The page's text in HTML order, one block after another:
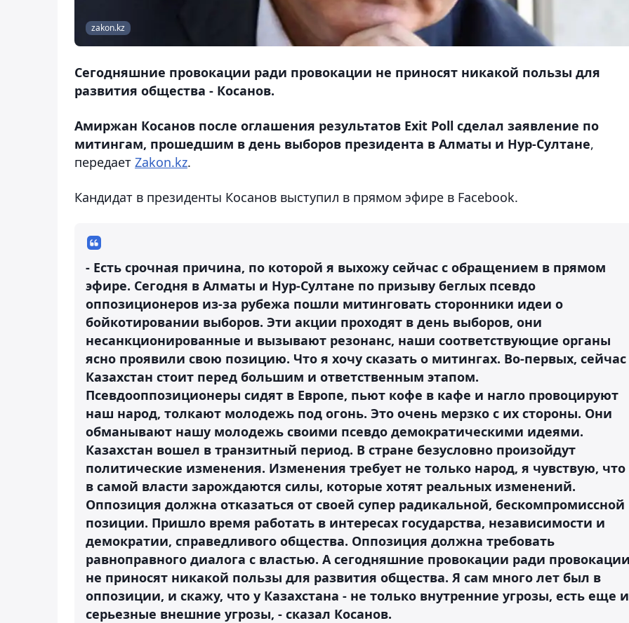
zakon.kz
Сегодняшние провокации ради провокации не приносят никакой пользы для
развития общества - Косанов.
Амиржан Косанов после оглашения результатов Exit Poll сделал заявление по
митингам, прошедшим в день выборов президента в Алматы и Нур-Султане,
передает Zakon.kz.
Кандидат в президенты Косанов выступил в прямом эфире в Facebook.
- Есть срочная причина, по которой я выхожу сейчас с обращением в прямом
эфире. Сегодня в Алматы и Нур-Султане по призыву беглых псевдо
оппозиционеров из-за рубежа пошли митинговать сторонники идеи о
бойкотировании выборов. Эти акции проходят в день выборов, они
несанкционированные и вызывают резонанс, наши соответствующие органы
ясно проявили свою позицию. Что я хочу сказать о митингах. Во-первых, сейчас
Казахстан стоит перед большим и ответственным этапом.
Псевдооппозиционеры сидят в Европе, пьют кофе в кафе и нагло провоцируют
наш народ, толкают молодежь под огонь. Это очень мерзко с их стороны. Они
обманывают нашу молодежь своими псевдо демократическими идеями.
Казахстан вошел в транзитный период. В стране безусловно произойдут
политические изменения. Изменения требует не только народ, я чувствую, что
в самой власти зарождаются силы, которые хотят реальных изменений.
Оппозиция должна отказаться от своей супер радикальной, бескомпромиссной
позиции. Пришло время работать в интересах государства, независимости и
демократии, справедливого общества. Оппозиция должна требовать
равноправного диалога с властью. А сегодняшние провокации ради
не приносят никакой пользы для развития общества. Я сам много лет был в
оппозиции, и скажу, что у Казахстана - не только внутренние угрозы, есть еще и
серьезные внешние угрозы, - сказал Косанов.